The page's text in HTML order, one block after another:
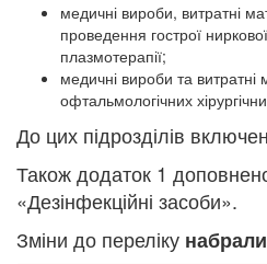
медичні вироби, витратні
проведення гострої
плазмотерапії;
медичні вироби та витратні
офтальмологічних
До цих підрозділів
Також додаток 1
«Дезінфекційні засоби».
Зміни до переліку